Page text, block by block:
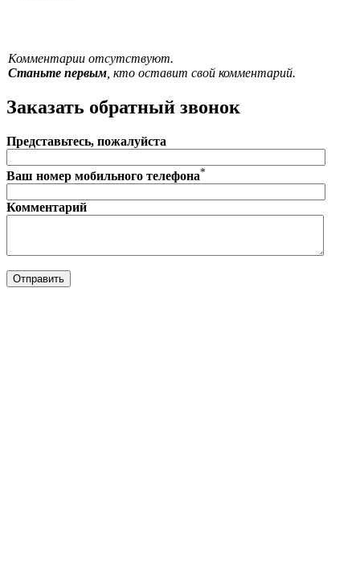
Комментарии отсутствуют.
Станьте первым, кто оставит свой комментарий.
Заказать обратный звонок
Представьтесь, пожалуйста
Ваш номер мобильного телефона*
Комментарий